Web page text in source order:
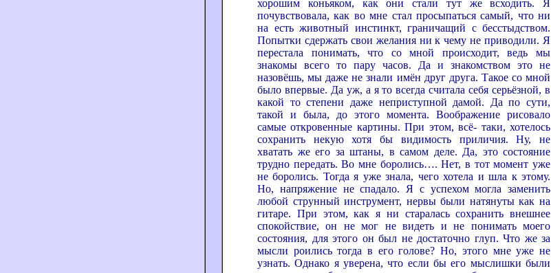
хорошим коньяком, как они стали тут же всходить. Я
почувствовала, как во мне стал просыпаться самый, что ни
на есть животный инстинкт, граничащий с бесстыдством.
Попытки сдержать свои желания ни к чему не приводили. Я
перестала понимать, что со мной происходит, ведь мы
знакомы всего то пару часов. Да и знакомством это не
назовёшь, мы даже не знали имён друг друга. Такое со мной
было впервые. Да уж, а я то всегда считала себя серьёзной, в
какой то степени даже неприступной дамой. Да по сути,
такой и была, до этого момента. Воображение рисовало
самые откровенные картины. При этом, всё- таки, хотелось
сохранить некую хотя бы видимость приличия. Ну, не
хватать же его за штаны, в самом деле. Да, это состояние
трудно передать. Во мне боролись…. Нет, в тот момент уже
не боролись. Тогда я уже знала, чего хотела и шла к этому.
Но, напряжение не спадало. Я с успехом могла заменить
любой струнный инструмент, нервы были натянуты как на
гитаре. При этом, как я ни старалась сохранить внешнее
спокойствие, он не мог не видеть и не понимать моего
состояния, для этого он был не достаточно глуп. Что же за
мысли роились тогда в его голове? Но, этого мне уже не
узнать. Однако я уверена, что если бы его мыслишки были